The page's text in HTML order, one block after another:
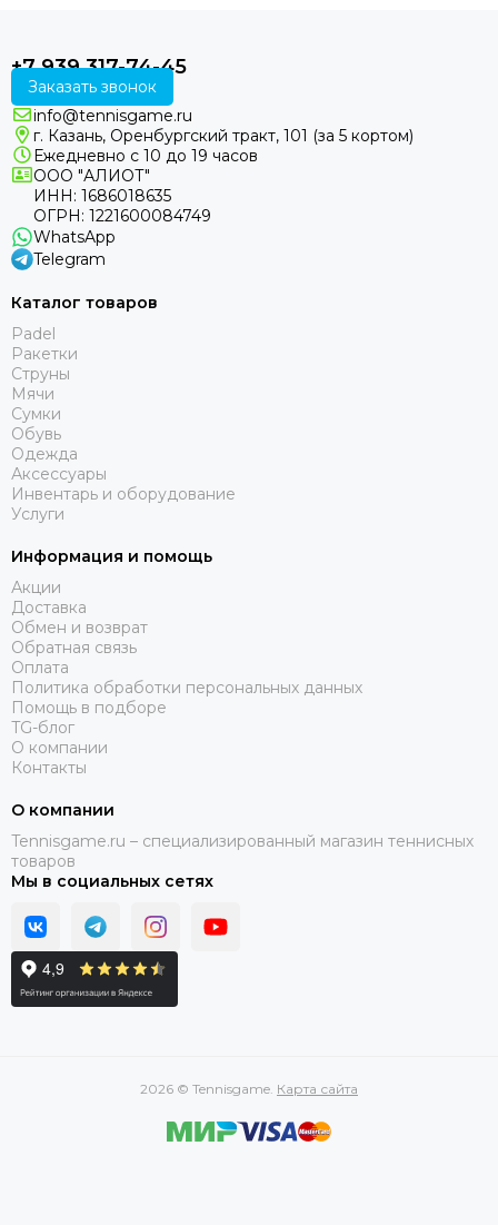
+7 939 317-74-45
Заказать звонок
info@tennisgame.ru
г. Казань, Оренбургский тракт, 101 (за 5 кортом)
Ежедневно с 10 до 19 часов
ООО "АЛИОТ"
ИНН: 1686018635
ОГРН: 1221600084749
WhatsApp
Telegram
Каталог товаров
Padel
Ракетки
Струны
Мячи
Сумки
Обувь
Одежда
Аксессуары
Инвентарь и оборудование
Услуги
Информация и помощь
Акции
Доставка
Обмен и возврат
Обратная связь
Оплата
Политика обработки персональных данных
Помощь в подборе
TG-блог
О компании
Контакты
О компании
Tennisgame.ru – специализированный магазин теннисных
товаров
Мы в социальных сетях
2026 © Tennisgame. Карта сайта